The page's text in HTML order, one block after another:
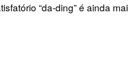
“da-ding” é ainda